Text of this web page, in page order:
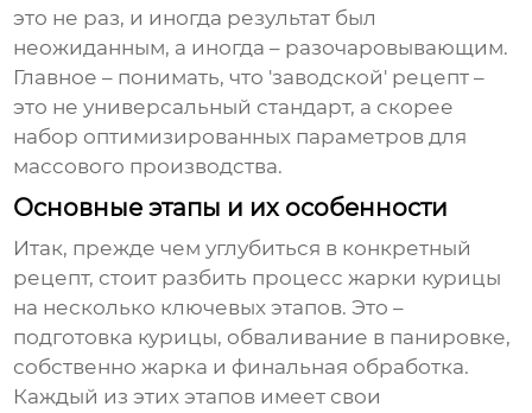
это не раз, и иногда результат был
неожиданным, а иногда – разочаровывающим.
Главное – понимать, что 'заводской' рецепт –
это не универсальный стандарт, а скорее
набор оптимизированных параметров для
массового производства.
Основные этапы и их особенности
Итак, прежде чем углубиться в конкретный
рецепт, стоит разбить процесс жарки курицы
на несколько ключевых этапов. Это –
подготовка курицы, обваливание в панировке,
собственно жарка и финальная обработка.
Каждый из этих этапов имеет свои